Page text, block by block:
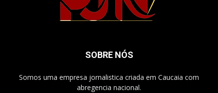
SOBRE NÓS
Somos uma empresa jornalistica criada em Caucaia com
abregencia nacional.